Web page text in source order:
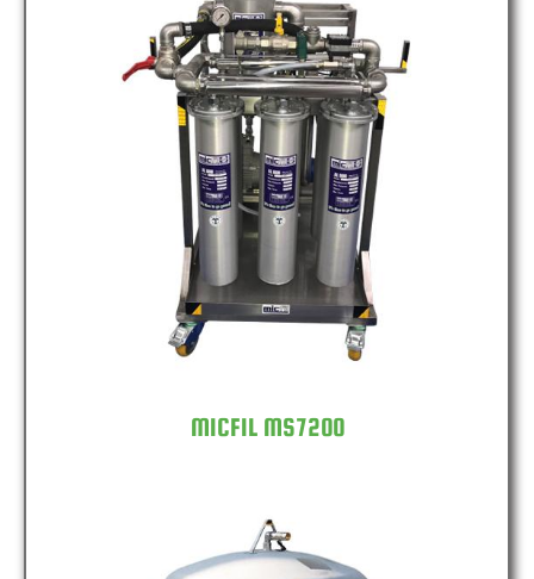
MICFIL MS7200
MICFIL MS7200